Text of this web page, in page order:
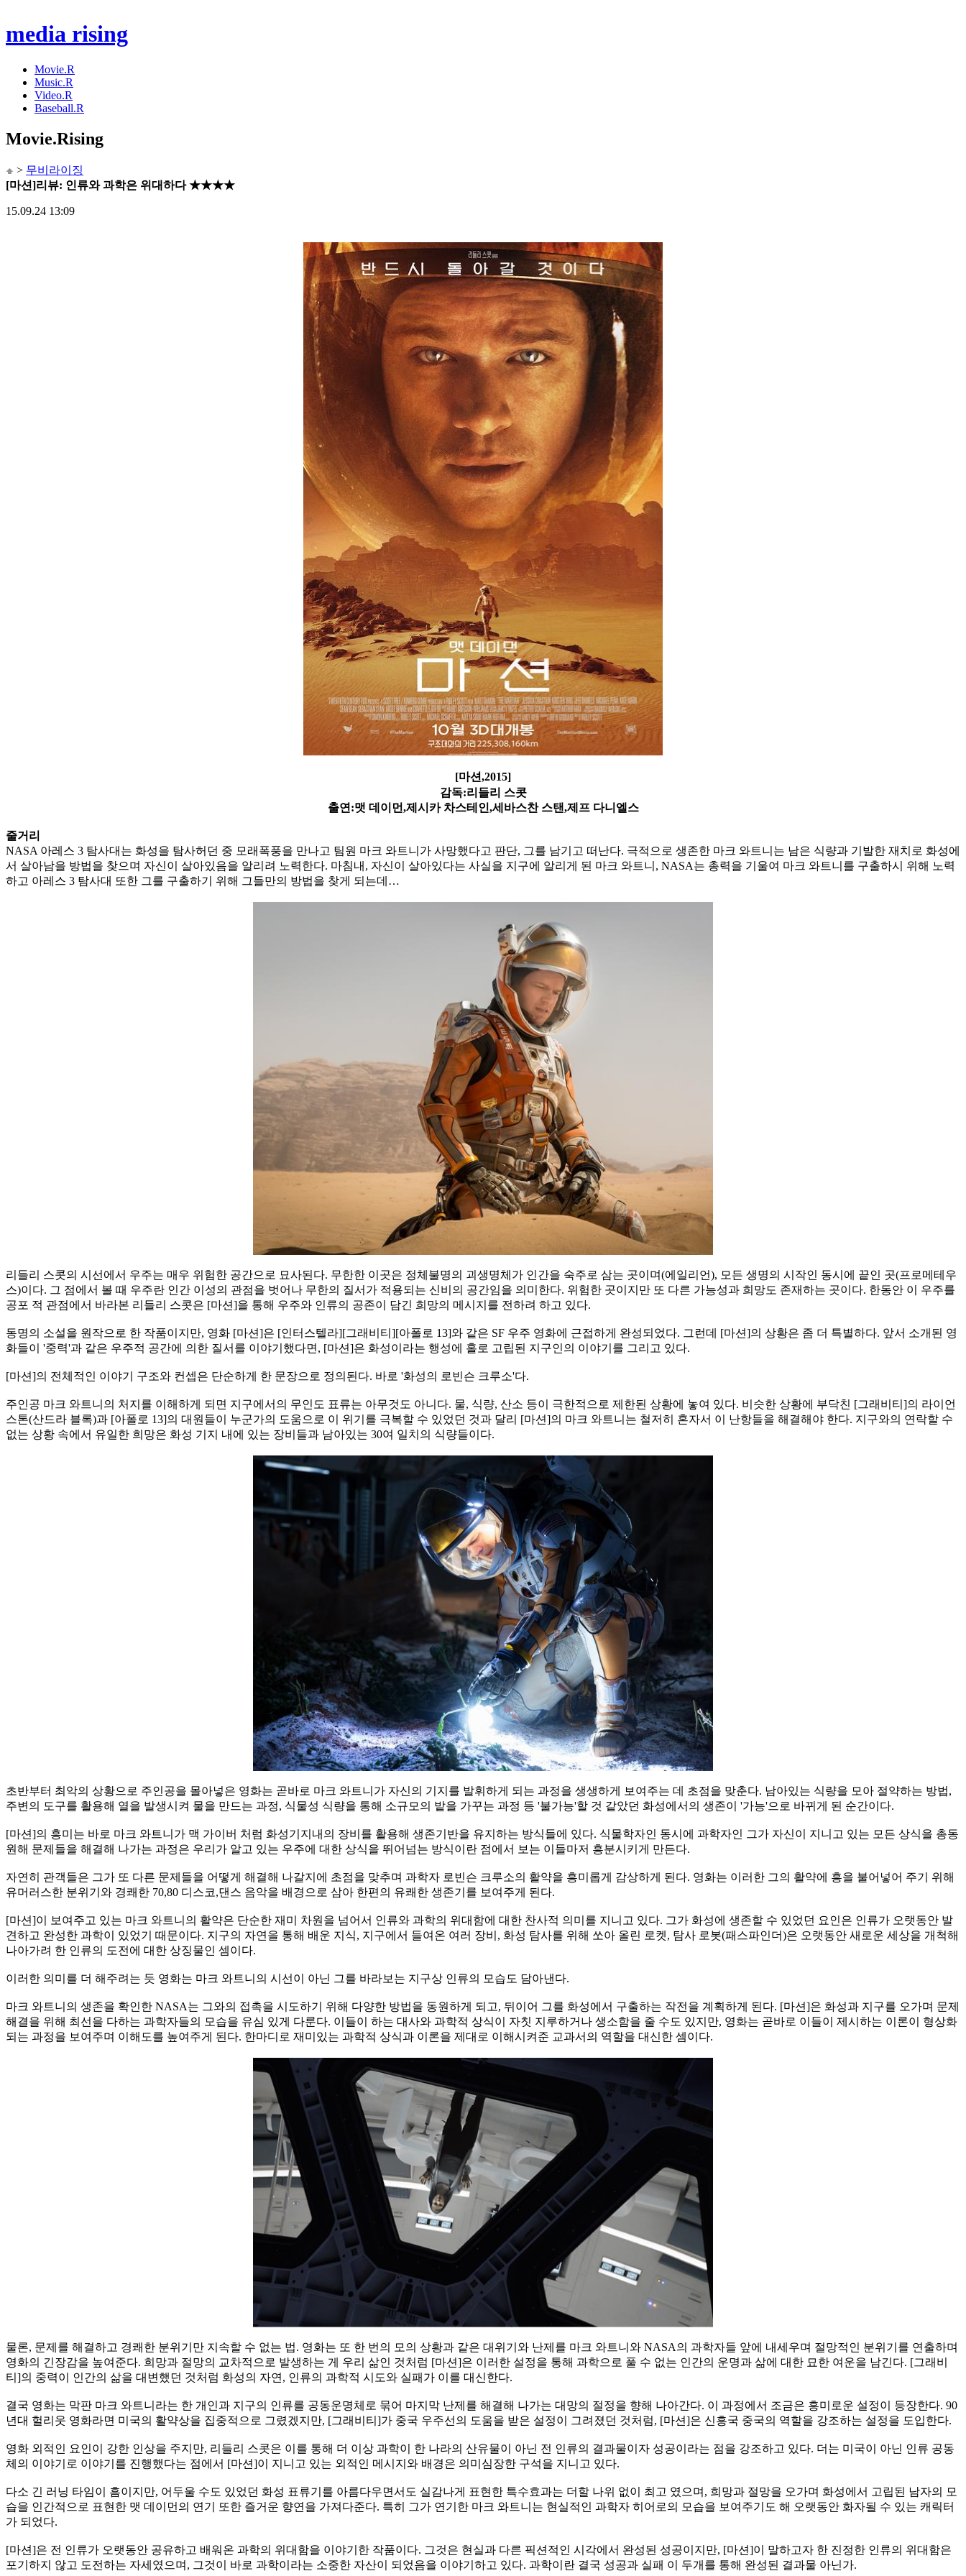
media rising
Movie.R
Music.R
Video.R
Baseball.R
Movie.Rising
> 무비라이징
[마션]리뷰: 인류와 과학은 위대하다 ★★★★
15.09.24 13:09
[마션,2015]
감독:리들리 스콧
출연:맷 데이먼,제시카 차스테인,세바스찬 스탠,제프 다니엘스
줄거리
NASA 아레스 3 탐사대는 화성을 탐사허던 중 모래폭풍을 만나고 팀원 마크 와트니가 사망했다고 판단, 그를 남기고 떠난다. 극적으로 생존한 마크 와트니는 남은 식량과 기발한 재치로 화성에
서 살아남을 방법을 찾으며 자신이 살아있음을 알리려 노력한다. 마침내, 자신이 살아있다는 사실을 지구에 알리게 된 마크 와트니, NASA는 총력을 기울여 마크 와트니를 구출하시 위해 노력
하고 아레스 3 탐사대 또한 그를 구출하기 위해 그들만의 방법을 찾게 되는데…
리들리 스콧의 시선에서 우주는 매우 위험한 공간으로 묘사된다. 무한한 이곳은 정체불명의 괴생명체가 인간을 숙주로 삼는 곳이며(에일리언), 모든 생명의 시작인 동시에 끝인 곳(프로메테우
스)이다. 그 점에서 볼 때 우주란 인간 이성의 관점을 벗어나 무한의 질서가 적용되는 신비의 공간임을 의미한다. 위험한 곳이지만 또 다른 가능성과 희망도 존재하는 곳이다. 한동안 이 우주를
공포 적 관점에서 바라본 리들리 스콧은 [마션]을 통해 우주와 인류의 공존이 담긴 희망의 메시지를 전하려 하고 있다.
동명의 소설을 원작으로 한 작품이지만, 영화 [마션]은 [인터스텔라][그래비티][아폴로 13]와 같은 SF 우주 영화에 근접하게 완성되었다. 그런데 [마션]의 상황은 좀 더 특별하다. 앞서 소개된 영
화들이 '중력'과 같은 우주적 공간에 의한 질서를 이야기했다면, [마션]은 화성이라는 행성에 홀로 고립된 지구인의 이야기를 그리고 있다.
[마션]의 전체적인 이야기 구조와 컨셉은 단순하게 한 문장으로 정의된다. 바로 '화성의 로빈슨 크루소'다.
주인공 마크 와트니의 처지를 이해하게 되면 지구에서의 무인도 표류는 아무것도 아니다. 물, 식량, 산소 등이 극한적으로 제한된 상황에 놓여 있다. 비슷한 상황에 부닥친 [그래비티]의 라이언
스톤(산드라 블록)과 [아폴로 13]의 대원들이 누군가의 도움으로 이 위기를 극복할 수 있었던 것과 달리 [마션]의 마크 와트니는 철저히 혼자서 이 난항들을 해결해야 한다. 지구와의 연락할 수
없는 상황 속에서 유일한 희망은 화성 기지 내에 있는 장비들과 남아있는 30여 일치의 식량들이다.
초반부터 최악의 상황으로 주인공을 몰아넣은 영화는 곧바로 마크 와트니가 자신의 기지를 발휘하게 되는 과정을 생생하게 보여주는 데 초점을 맞춘다. 남아있는 식량을 모아 절약하는 방법,
주변의 도구를 활용해 열을 발생시켜 물을 만드는 과정, 식물성 식량을 통해 소규모의 밭을 가꾸는 과정 등 '불가능'할 것 같았던 화성에서의 생존이 '가능'으로 바뀌게 된 순간이다.
[마션]의 흥미는 바로 마크 와트니가 맥 가이버 처럼 화성기지내의 장비를 활용해 생존기반을 유지하는 방식들에 있다. 식물학자인 동시에 과학자인 그가 자신이 지니고 있는 모든 상식을 총동
원해 문제들을 해결해 나가는 과정은 우리가 알고 있는 우주에 대한 상식을 뛰어넘는 방식이란 점에서 보는 이들마저 흥분시키게 만든다.
자연히 관객들은 그가 또 다른 문제들을 어떻게 해결해 나갈지에 초점을 맞추며 과학자 로빈슨 크루소의 활약을 흥미롭게 감상하게 된다. 영화는 이러한 그의 활약에 흥을 불어넣어 주기 위해
유머러스한 분위기와 경쾌한 70,80 디스코,댄스 음악을 배경으로 삼아 한편의 유쾌한 생존기를 보여주게 된다.
[마션]이 보여주고 있는 마크 와트니의 활약은 단순한 재미 차원을 넘어서 인류와 과학의 위대함에 대한 찬사적 의미를 지니고 있다. 그가 화성에 생존할 수 있었던 요인은 인류가 오랫동안 발
견하고 완성한 과학이 있었기 때문이다. 지구의 자연을 통해 배운 지식, 지구에서 들여온 여러 장비, 화성 탐사를 위해 쏘아 올린 로켓, 탐사 로봇(패스파인더)은 오랫동안 새로운 세상을 개척해
나아가려 한 인류의 도전에 대한 상징물인 셈이다.
이러한 의미를 더 해주려는 듯 영화는 마크 와트니의 시선이 아닌 그를 바라보는 지구상 인류의 모습도 담아낸다.
마크 와트니의 생존을 확인한 NASA는 그와의 접촉을 시도하기 위해 다양한 방법을 동원하게 되고, 뒤이어 그를 화성에서 구출하는 작전을 계획하게 된다. [마션]은 화성과 지구를 오가며 문제
해결을 위해 최선을 다하는 과학자들의 모습을 유심 있게 다룬다. 이들이 하는 대사와 과학적 상식이 자칫 지루하거나 생소함을 줄 수도 있지만, 영화는 곧바로 이들이 제시하는 이론이 형상화
되는 과정을 보여주며 이해도를 높여주게 된다. 한마디로 재미있는 과학적 상식과 이론을 제대로 이해시켜준 교과서의 역할을 대신한 셈이다.
물론, 문제를 해결하고 경쾌한 분위기만 지속할 수 없는 법. 영화는 또 한 번의 모의 상황과 같은 대위기와 난제를 마크 와트니와 NASA의 과학자들 앞에 내세우며 절망적인 분위기를 연출하며
영화의 긴장감을 높여준다. 희망과 절망의 교차적으로 발생하는 게 우리 삶인 것처럼 [마션]은 이러한 설정을 통해 과학으로 풀 수 없는 인간의 운명과 삶에 대한 묘한 여운을 남긴다. [그래비
티]의 중력이 인간의 삶을 대변했던 것처럼 화성의 자연, 인류의 과학적 시도와 실패가 이를 대신한다.
결국 영화는 막판 마크 와트니라는 한 개인과 지구의 인류를 공동운명체로 묶어 마지막 난제를 해결해 나가는 대망의 절정을 향해 나아간다. 이 과정에서 조금은 흥미로운 설정이 등장한다. 90
년대 헐리웃 영화라면 미국의 활약상을 집중적으로 그렸겠지만, [그래비티]가 중국 우주선의 도움을 받은 설정이 그려졌던 것처럼, [마션]은 신흥국 중국의 역할을 강조하는 설정을 도입한다.
영화 외적인 요인이 강한 인상을 주지만, 리들리 스콧은 이를 통해 더 이상 과학이 한 나라의 산유물이 아닌 전 인류의 결과물이자 성공이라는 점을 강조하고 있다. 더는 미국이 아닌 인류 공동
체의 이야기로 이야기를 진행했다는 점에서 [마션]이 지니고 있는 외적인 메시지와 배경은 의미심장한 구석을 지니고 있다.
다소 긴 러닝 타임이 흠이지만, 어두울 수도 있었던 화성 표류기를 아름다우면서도 실감나게 표현한 특수효과는 더할 나위 없이 최고 였으며, 희망과 절망을 오가며 화성에서 고립된 남자의 모
습을 인간적으로 표현한 맷 데이먼의 연기 또한 즐거운 향연을 가져다준다. 특히 그가 연기한 마크 와트니는 현실적인 과학자 히어로의 모습을 보여주기도 해 오랫동안 화자될 수 있는 캐릭터
가 되었다.
[마션]은 전 인류가 오랫동안 공유하고 배워온 과학의 위대함을 이야기한 작품이다. 그것은 현실과 다른 픽션적인 시각에서 완성된 성공이지만, [마션]이 말하고자 한 진정한 인류의 위대함은
포기하지 않고 도전하는 자세였으며, 그것이 바로 과학이라는 소중한 자산이 되었음을 이야기하고 있다. 과학이란 결국 성공과 실패 이 두개를 통해 완성된 결과물 아닌가.